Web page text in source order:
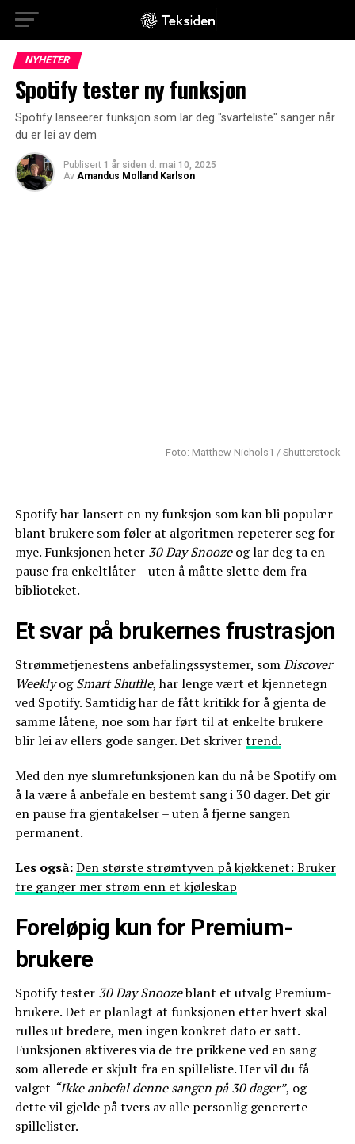
NYHETER
Spotify tester ny funksjon
Spotify lanseerer funksjon som lar deg "svarteliste" sanger når
du er lei av dem
Publisert 1 år siden d. mai 10, 2025
Av Amandus Molland Karlson
Foto: Matthew Nichols1 / Shutterstock
Spotify har lansert en ny funksjon som kan bli populær
blant brukere som føler at algoritmen repeterer seg for
mye. Funksjonen heter 30 Day Snoozeog lar deg ta en
pause fra enkeltlåter – uten å måtte slette dem fra
biblioteket.
Et svar på brukernes frustrasjon
Strømmetjenestens anbefalingssystemer, somDiscover
WeeklyogSmart Shuffle, har lenge vært et kjennetegn
ved Spotify. Samtidig har de fått kritikk for å gjenta de
samme låtene, noe som har ført til at enkelte brukere
blir lei av ellers gode sanger. Det skrivertrend.
Med den nye slumrefunksjonen kan du nå be Spotify om
å la være å anbefale en bestemt sang i 30 dager. Det gir
en pause fra gjentakelser – uten å fjerne sangen
permanent.
Les også:Den største strømtyven på kjøkkenet: Bruker
tre ganger mer strøm enn et kjøleskap
Foreløpig kun for Premium-
brukere
Spotify tester 30 Day Snoozeblant et utvalg Premium-
brukere. Det er planlagt at funksjonen etter hvert skal
rulles ut bredere, men ingen konkret dato er satt.
Funksjonen aktiveres via de tre prikkene ved en sang
som allerede er skjult fra en spilleliste. Her vil du få
valget “Ikke anbefal denne sangen på 30 dager”, og
dette vil gjelde på tvers av alle personlig genererte
spillelister.